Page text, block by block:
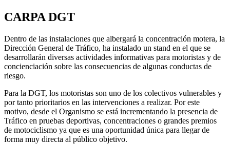
CARPA DGT
Dentro de las instalaciones que albergará la concentración motera, la
Dirección General de Tráfico, ha instalado un stand en el que se
desarrollarán diversas actividades informativas para motoristas y de
concienciación sobre las consecuencias de algunas conductas de
riesgo.
Para la DGT, los motoristas son uno de los colectivos vulnerables y
por tanto prioritarios en las intervenciones a realizar. Por este
motivo, desde el Organismo se está incrementando la presencia de
Tráfico en pruebas deportivas, concentraciones o grandes premios
de motociclismo ya que es una oportunidad única para llegar de
forma muy directa al público objetivo.